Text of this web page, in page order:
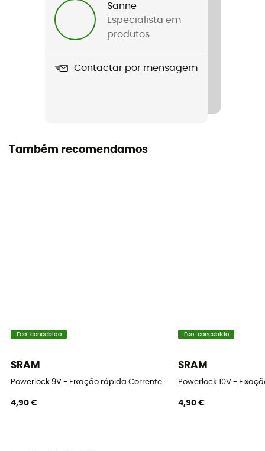
Nome do produto
Powerlock 12V
Origem Europeia Garantida
Sanne
Especialista em
produtos
Contactar por mensagem
Também recomendamos
Eco-concebido
SRAM
Powerlock 9V - Fixação rápida Corrente
4,90 €
Eco-concebido
SRAM
Powerlock 10V -
4,90 €